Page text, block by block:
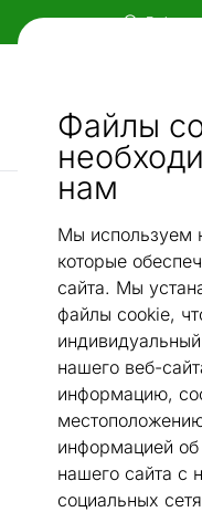
Файлы
нам
Мы используем
которые
сайта. Мы
файлы cookie,
нашего веб-
информацию,
информацией
нашего сайта с
социальных
Гибкие
Мебель и
Ищи...
интерьерные